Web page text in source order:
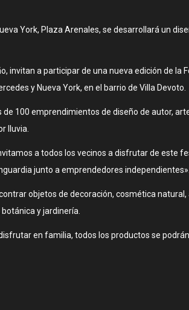
York, Plaza Arenales, se desarrollará un
invitan a participar de una nueva edición de la
y Nueva York, en el barrio de Villa Devoto.
100 emprendimientos de diseño de autor,
lluvia.
a todos los vecinos a disfrutar de este
junto a emprendedores independientes».
objetos de decoración, cosmética
y jardinería.
en familia, todos los productos se